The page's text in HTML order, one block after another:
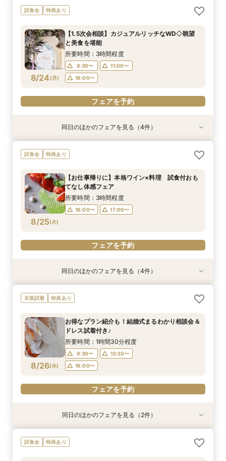
8/23(日
【満足度No1】2万円相当豪華試食付＆天空チャ
ペル体験フェア
9:30〜
16:00〜
フェアを予約
8/23(日
【料理重視なら】20名～貸切可◎ミシュランの
味を堪能！2万円相当のコース試食
9:30〜
16:00〜
フェアを予約
8/23(日
【マイナビ限定BIG10大特典付き】地上200ｍの
眺望×ミシュラン三ツ星の美食×上質なおもてな
マリアージュご試食付きフェア
所要時間：3時間程度
16:00〜
フェアを予約
8/23(日
【1.5次会相談】カジュアルリッチなWD◇眺望
と美食を堪能
9:30〜
16:00〜
フェアを予約
8/23(日
【初見学がお得】好立地＆絶景！２万円相当の試
食+ワイン試飲
9:30〜
16:00〜
フェアを予約
8/23(日
【早朝や仕事後も◎】所要90分！クイック相談
会 お料理チケット付き♪
9:30〜
16:00〜
フェアを予約
試食会 特典あり
8/24 (月)
【1.5次会相談】カジュアルリッチなWD◇眺望
と美食を堪能
所要時間：3時間程度
9:30〜
11:00〜
16:00〜
フェアを予約
特典あり
8/24(月)
お得なプラン紹介も！結婚式まるわかり相談会＆
ドレス試着付き♪
9:30〜
13:30〜
16:00〜
特典あり
8/24(月)
【お仕事帰りに】本格ワイン×料理 試食付おも
てなし体感フェア
16:00〜 17:00〜
特典あり
8/24(月)
【初見学がお得】好立地＆絶景！２万円相当の試
食+ワイン試飲
9:30〜
11:00〜
16:00〜
8/24(月)
【早朝や仕事後も◎】所要90分！クイック相談
会 お料理チケット付き♪
9:30〜
13:30〜
16:00〜
同日のほかのフェアを見る（4件）
試食会 特典あり
8/25(火)
【お仕事帰りに】本格ワイン×料理 試食付おも
てなし体感フェア
所要時間：3時間程度
16:00〜 17:00〜
フェアを予約
特典あり
8/25
お得なプラン紹介も！結婚式まるわかり相談会＆
ドレス試着付き♪
9:30〜
16:00〜
フェアを予約
特典あり
8/25
3年連続レストランウェディングクチコミNO１♪
豪華ミシュラン試食（2025年パスタコンテスト
所要時間：3時間程度
16:00〜
フェアを予約
特典あり
8/25
【初見学がお得】好立地＆絶景！２万円相当の試
食+ワイン試飲
9:30〜
16:00〜
フェアを予約
8/25
【早朝や仕事後も◎】所要90分！クイック相談
会 お料理チケット付き♪
9:30〜
16:00〜
フェアを予約
同日のほかのフェアを見る（4件）
衣装試着 特典あり
8/26(水)
お得なプラン紹介も！結婚式まるわかり相談会＆
ドレス試着付き♪
所要時間：1時間30分程度
9:30〜
13:30〜
16:00〜
フェアを予約
特典あり
【お仕事帰りに】本格ワイン×料理 試食付おも
てなし体感フェア
【早朝や仕事後も◎】所要90分！クイック相談
会 お料理チケット付き♪
同日のほかのフェアを見る（2件）
試食会 特典あり